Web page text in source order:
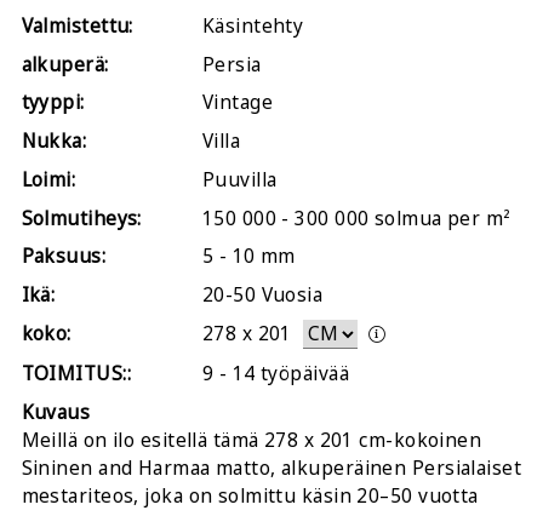
Valmistettu:
Käsintehty
alkuperä:
Persia
tyyppi:
Vintage
Nukka:
Villa
Loimi:
Puuvilla
Solmutiheys:
150 000 - 300 000 solmua per m²
Paksuus:
5 - 10 mm
Ikä:
20-50 Vuosia
koko:
278 x 201
TOIMITUS::
9 - 14 työpäivää
Kuvaus
Meillä on ilo esitellä tämä 278 x 201 cm-kokoinen
Sininen and Harmaa matto, alkuperäinen Persialaiset
mestariteos, joka on solmittu käsin 20–50 vuotta